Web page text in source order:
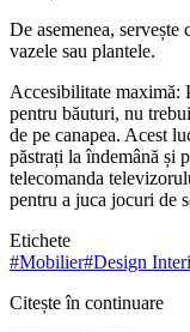
De asemenea,
vazele sau plantele.
Accesibilitate maximă:
pentru băuturi, nu
de pe canapea. Acest
păstrați la îndemână și
telecomanda
pentru a juca jocuri de
Etichete
#Mobilier#Design
Citește în continuare